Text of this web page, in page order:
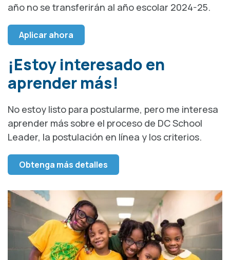
año no se transferirán al año escolar 2024-25.
Aplicar ahora
¡Estoy interesado en
aprender más!
No estoy listo para postularme, pero me interesa
aprender más sobre el proceso de DC School
Leader, la postulación en línea y los criterios.
Obtenga más detalles